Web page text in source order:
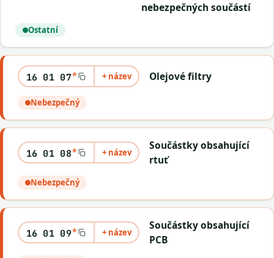
nebezpečných součástí
Ostatní
16 01 07* + název Olejové filtry
Nebezpečný
16 01 08* + název
Součástky obsahující
rtuť
Nebezpečný
16 01 09* + název
Součástky obsahující
PCB